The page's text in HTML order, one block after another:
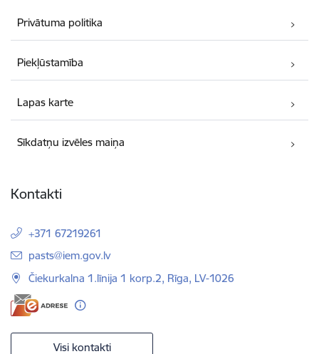
Privātuma politika
Piekļūstamība
Lapas karte
Sīkdatņu izvēles maiņa
Kontakti
+371 67219261
E-pasts:
pasts@iem.gov.lv
Čiekurkalna 1.līnija 1 korp.2, Rīga, LV-1026
Visi kontakti